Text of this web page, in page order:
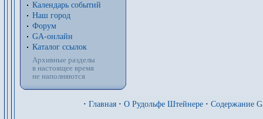
Календарь событий
Наш город
Форум
GA-онлайн
Каталог ссылок
Архивные разделы
в настоящее время
не наполняются
· Главная · О Рудольфе Штейнере · Содержание